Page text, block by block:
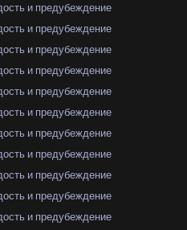
и предубеждение
и предубеждение
и предубеждение
и предубеждение
и предубеждение
и предубеждение
и предубеждение
и предубеждение
и предубеждение
и предубеждение
и предубеждение